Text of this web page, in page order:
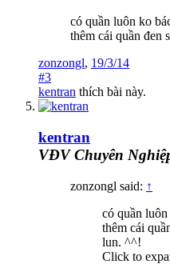
có quần luôn ko
thêm cái quần đen
zonzongl, 19/3/14
#3
kentran thích bài này.
kentran
VĐV Chuyên
zonzongl said: ↑
có quần
thêm cái
lun. ^^!
Click to